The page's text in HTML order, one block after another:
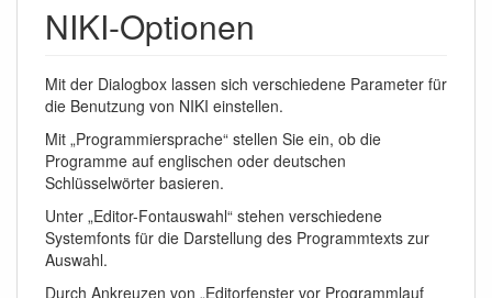
NIKI-Optionen
Mit der Dialogbox lassen sich verschiedene Parameter für
die Benutzung von NIKI einstellen.
Mit „Programmiersprache“ stellen Sie ein, ob die
Programme auf englischen oder deutschen
Schlüsselwörter basieren.
Unter „Editor-Fontauswahl“ stehen verschiedene
Systemfonts für die Darstellung des Programmtexts zur
Auswahl.
Durch Ankreuzen von „Editorfenster vor Programmlauf